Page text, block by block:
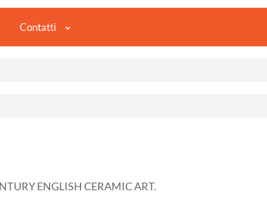
Contatti
ENGLISH CERAMIC ART.